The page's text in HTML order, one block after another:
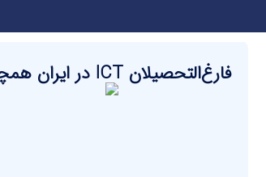
فارغ‌التحصیلان ICT در ایران همچنان در صدر بیکاران